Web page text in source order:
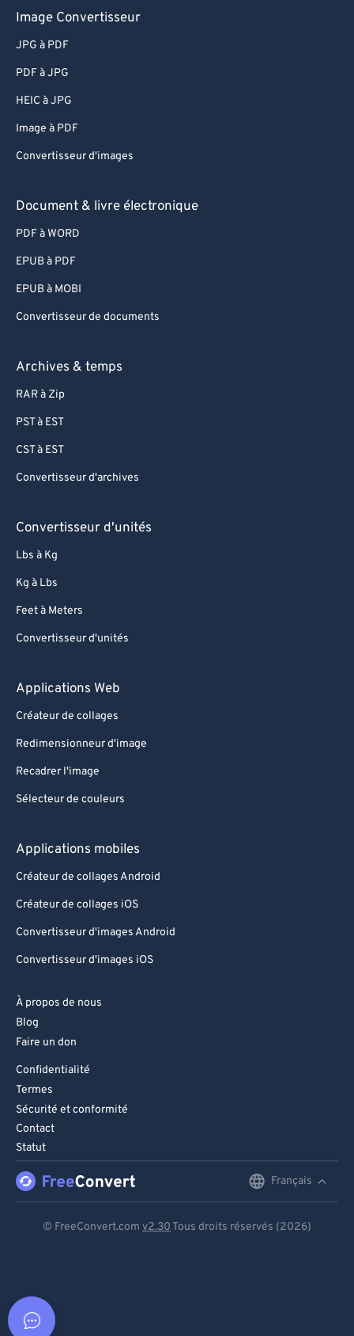
Image Convertisseur
JPG à PDF
PDF à JPG
HEIC à JPG
Image à PDF
Convertisseur d'images
Document & livre électronique
PDF à WORD
EPUB à PDF
EPUB à MOBI
Convertisseur de documents
Archives & temps
RAR à Zip
PST à EST
CST à EST
Convertisseur d'archives
Convertisseur d'unités
Lbs à Kg
Kg à Lbs
Feet à Meters
Convertisseur d'unités
Applications Web
Créateur de collages
Redimensionneur d'image
Recadrer l'image
Sélecteur de couleurs
Applications mobiles
Créateur de collages Android
Créateur de collages iOS
Convertisseur d'images Android
Convertisseur d'images iOS
À propos de nous
Blog
Faire un don
Confidentialité
Termes
Sécurité et conformité
Contact
Statut
Français
© FreeConvert.com v2.30 Tous droits réservés (2026)